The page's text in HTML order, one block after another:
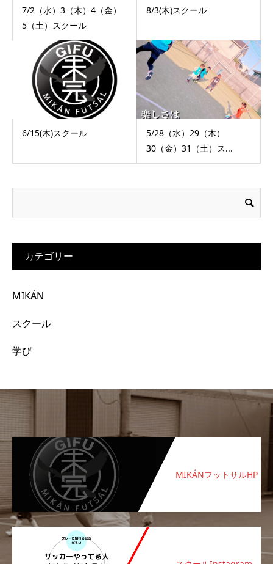
7/2（水）3（木）4（金）
5（土）スクール
8/3(木)スクール
6/15(木)スクール
5/28（水）29（木）
30（金）31（土）ス...
カテゴリー
MIKÁN
スクール
学び
MIKÁNフットサルHP